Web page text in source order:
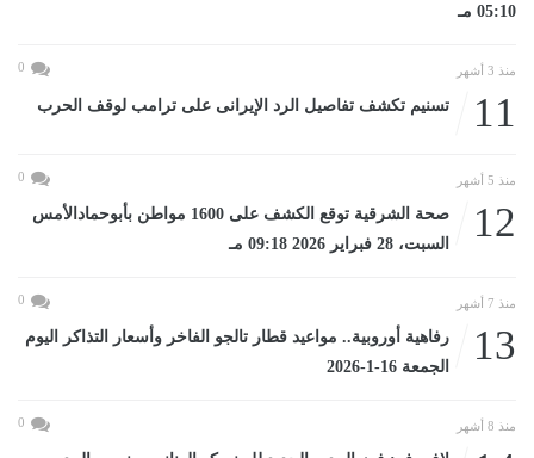
05:10 مـ
منذ 3 أشهر 0
11 تسنيم تكشف تفاصيل الرد الإيرانى على ترامب لوقف الحرب
منذ 5 أشهر 0
12
صحة الشرقية توقع الكشف على 1600 مواطن بأبوحمادالأمس
السبت، 28 فبراير 2026 09:18 مـ
منذ 7 أشهر 0
13
رفاهية أوروبية.. مواعيد قطار تالجو الفاخر وأسعار التذاكر اليوم
الجمعة 16-1-2026
منذ 8 أشهر 0